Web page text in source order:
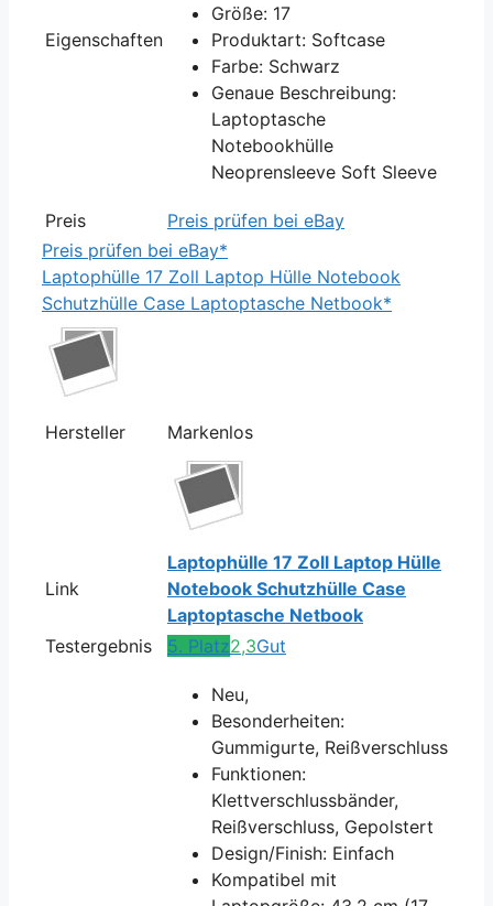
Eigenschaften
Größe: 17
Produktart: Softcase
Farbe: Schwarz
Genaue Beschreibung:
Laptoptasche
Notebookhülle
Neoprensleeve Soft Sleeve
Preis
Preis prüfen bei eBay
Preis prüfen bei eBay*
Laptophülle 17 Zoll Laptop Hülle Notebook
Schutzhülle Case Laptoptasche Netbook*
Hersteller Markenlos
Link
Laptophülle 17 Zoll Laptop Hülle
Notebook Schutzhülle Case
Laptoptasche Netbook
Testergebnis
5. Platz2,3Gut
Neu,
Besonderheiten:
Gummigurte, Reißverschluss
Funktionen:
Klettverschlussbänder,
Reißverschluss, Gepolstert
Design/Finish: Einfach
Kompatibel mit